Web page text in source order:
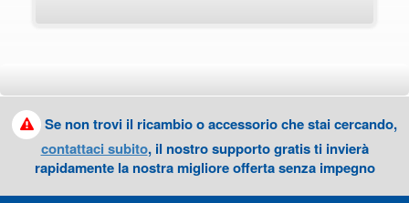
Se non trovi il ricambio o accessorio che stai cercando,
contattaci subito, il nostro supporto gratis ti invierà
rapidamente la nostra migliore offerta senza impegno